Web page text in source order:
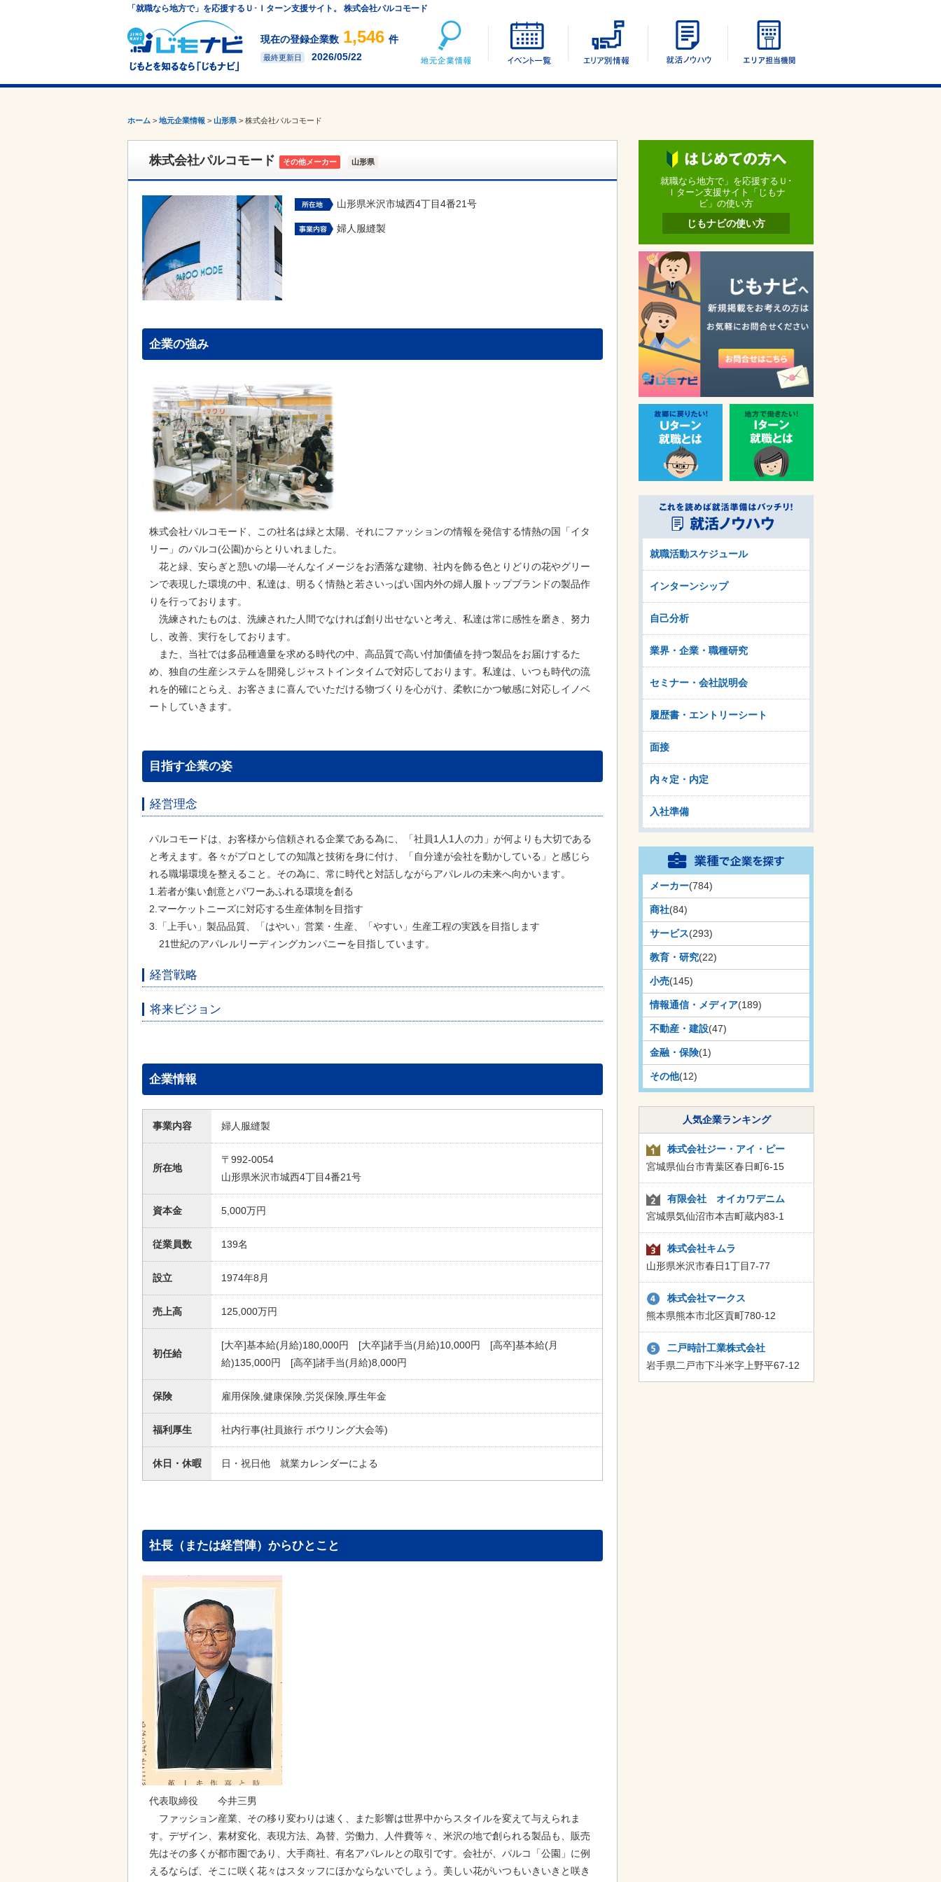
「就職なら地方で」を応援するＵ･Ｉターン支援サイト。 株式会社パルコモード
現在の登録企業数 1,546 件
最終更新日 2026/05/22
地元企業情報 イベント一覧 エリア別情報 UIターン就活ノウハウ
ホーム > 地元企業情報 > 山形県 > 株式会社パルコモード
株式会社パルコモード その他メーカー 山形県
山形県米沢市城西4丁目4番21号
婦人服縫製
企業の強み
株式会社パルコモード、この社名は緑と太陽、それにファッションの情報を発信する情熱の国「イタ
リー」のパルコ(公園)からとりいれました。
花と緑、安らぎと憩いの場―そんなイメージをお洒落な建物、社内を飾る色とりどりの花やグリー
ンで表現した環境の中、私達は、明るく情熱と若さいっぱい国内外の婦人服トップブランドの製品作
りを行っております。
洗練されたものは、洗練された人間でなければ創り出せないと考え、私達は常に感性を磨き、努力
し、改善、実行をしております。
また、当社では多品種適量を求める時代の中、高品質で高い付加価値を持つ製品をお届けするた
め、独自の生産システムを開発しジャストインタイムで対応しております。私達は、いつも時代の流
れを的確にとらえ、お客さまに喜んでいただける物づくりを心がけ、柔軟にかつ敏感に対応しイノベ
ートしていきます。
目指す企業の姿
経営理念
パルコモードは、お客様から信頼される企業である為に、「社員1人1人の力」が何よりも大切である
と考えます。各々がプロとしての知識と技術を身に付け、「自分達が会社を動かしている」と感じら
れる職場環境を整えること。その為に、常に時代と対話しながらアパレルの未来へ向かいます。
1.若者が集い創意とパワーあふれる環境を創る
2.マーケットニーズに対応する生産体制を目指す
3.「上手い」製品品質、「はやい」営業・生産、「やすい」生産工程の実践を目指します
21世紀のアパレルリーディングカンパニーを目指しています。
経営戦略
将来ビジョン
企業情報
事業内容 婦人服縫製
所在地
〒992-0054
山形県米沢市城西4丁目4番21号
資本金 5,000万円
従業員数 139名
設立 1974年8月
売上高 125,000万円
初任給
[大卒]基本給(月給)180,000円 [大卒]諸手当(月給)10,000円 [高卒]基本給(月
給)135,000円 [高卒]諸手当(月給)8,000円
保険 雇用保険,健康保険,労災保険,厚生年金
福利厚生 社内行事(社員旅行 ボウリング大会等)
休日・休暇 日・祝日他 就業カレンダーによる
社長（または経営陣）からひとこと
代表取締役 今井三男
ファッション産業、その移り変わりは速く、また影響は世界中からスタイルを変えて与えられま
す。デザイン、素材変化、表現方法、為替、労働力、人件費等々、米沢の地で創られる製品も、販売
先はその多くが都市圏であり、大手商社、有名アパレルとの取引です。会社が、パルコ「公園」に例
えるならば、そこに咲く花々はスタッフにほかならないでしょう。美しい花がいつもいきいきと咲き
就職なら地方で」を応援するＵ･
Ｉターン支援サイト「じもナ
ビ」の使い方
じもナビの使い方
就職活動スケジュール
インターンシップ
自己分析
業界・企業・職種研究
セミナー・会社説明会
履歴書・エントリーシート
面接
内々定・内定
入社準備
メーカー(784)
商社(84)
サービス(293)
教育・研究(22)
小売(145)
情報通信・メディア(189)
不動産・建設(47)
金融・保険(1)
その他(12)
人気企業ランキング
株式会社ジー・アイ・ピー
宮城県仙台市青葉区春日町6-15
有限会社 オイカワデニム
宮城県気仙沼市本吉町蔵内83-1
株式会社キムラ
山形県米沢市春日1丁目7-77
株式会社マークス
熊本県熊本市北区貢町780-12
二戸時計工業株式会社
岩手県二戸市下斗米字上野平67-12